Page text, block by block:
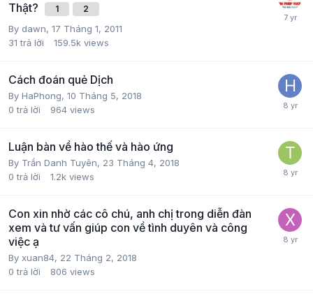
Thật?
1 2
By dawn, 17 Tháng 1, 2011
31 trả lời 159.5k views
Cách đoán quẻ Dịch
By HaPhong, 10 Tháng 5, 2018
0 trả lời 964 views
Luận bàn về hào thế và hào ứng
By Trần Danh Tuyên, 23 Tháng 4, 2018
0 trả lời 1.2k views
Con xin nhờ các cô chú, anh chị trong diễn đàn
xem và tư vấn giúp con về tình duyên và công
việc ạ
By xuan84, 22 Tháng 2, 2018
0 trả lời 806 views